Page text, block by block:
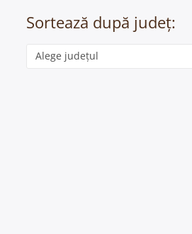
Sortează după județ:
Categorie